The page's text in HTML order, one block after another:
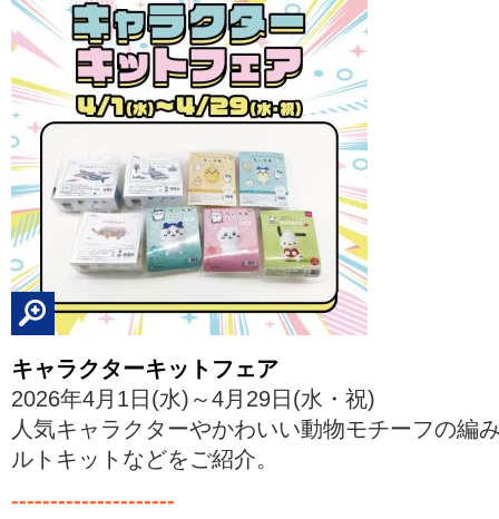
キャラクターキットフェア
2026年4月1日(水)～4月29日(水・祝)
人気キャラクターやかわいい動物モチーフの編
ルトキットなどをご紹介。
---------------------